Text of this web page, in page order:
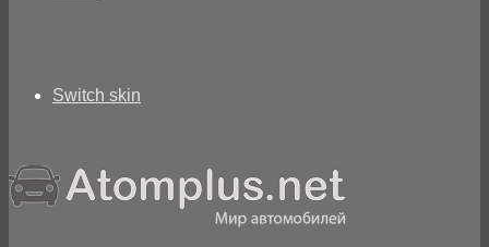
Switch skin